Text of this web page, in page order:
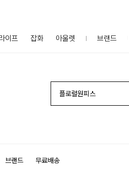
이프 잡화 아울렛 브랜드
브랜드 무료배송